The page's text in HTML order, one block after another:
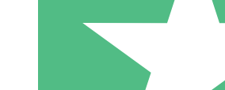
Pague conforme o uso com créditos